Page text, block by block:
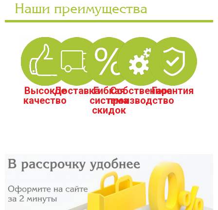
Наши преимущества
Высокое
качество
ДоставкаГибкая
система
скидок
Собственное
производство
Гарантия